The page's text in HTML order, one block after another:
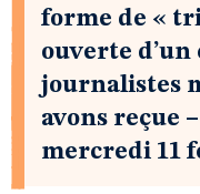
forme de «
ouverte
journalistes
avons reçue
mercredi 11